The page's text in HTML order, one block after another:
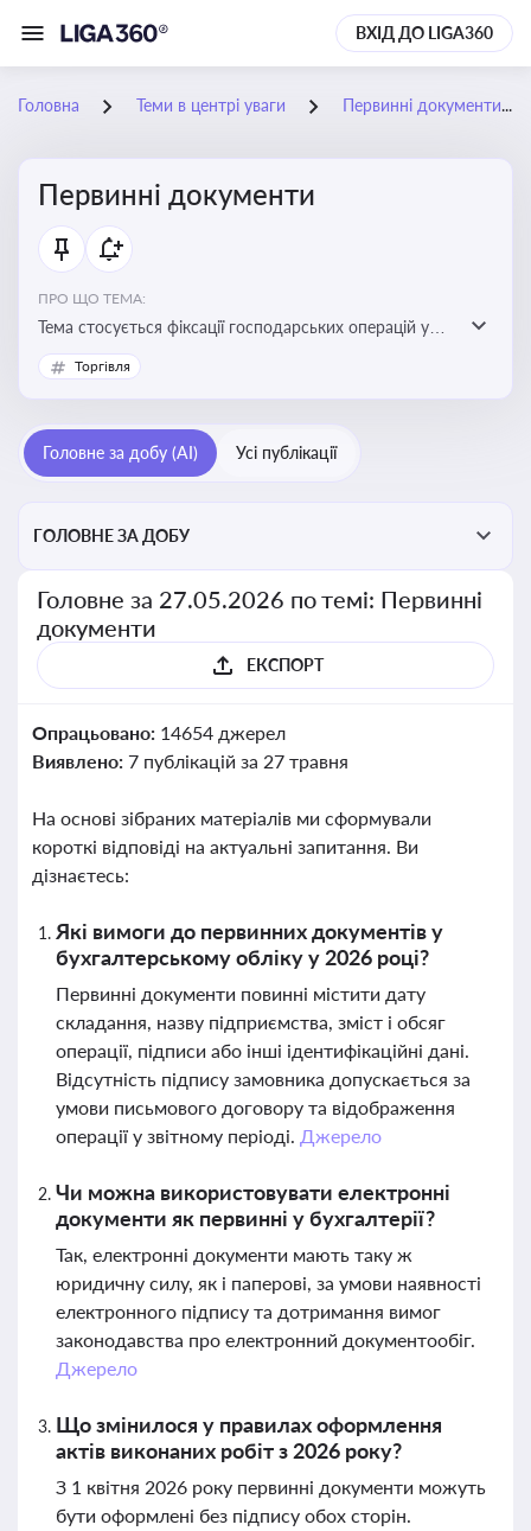
ВХІД ДО LIGA360
Головна Теми в центрі уваги Первинні документи
Первинні документи
ПРО ЩО ТЕМА:
Тема стосується фіксації господарських операцій у
бухгалтерському обліку та є основою для
податкового обліку
Торгівля
Головне за добу (AI) Усі публікації
ГОЛОВНЕ ЗА ДОБУ
Головне за 27.05.2026 по темі: Первинні
документи
ЕКСПОРТ
Опрацьовано: 14654 джерел
Виявлено: 7 публікацій за 27 травня
На основі зібраних матеріалів ми сформували
короткі відповіді на актуальні запитання. Ви
дізнаєтесь:
Які вимоги до первинних документів у
бухгалтерському обліку у 2026 році?
Первинні документи повинні містити дату
складання, назву підприємства, зміст і обсяг
операції, підписи або інші ідентифікаційні дані.
Відсутність підпису замовника допускається за
умови письмового договору та відображення
операції у звітному періоді. Джерело
Чи можна використовувати електронні
документи як первинні у бухгалтерії?
Так, електронні документи мають таку ж
юридичну силу, як і паперові, за умови наявності
електронного підпису та дотримання вимог
законодавства про електронний документообіг.
Джерело
Що змінилося у правилах оформлення
актів виконаних робіт з 2026 року?
З 1 квітня 2026 року первинні документи можуть
бути оформлені без підпису обох сторін.